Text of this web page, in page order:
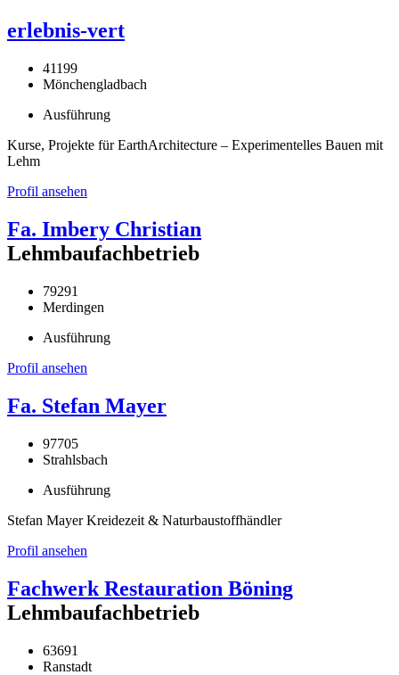
erlebnis-vert
41199
Mönchengladbach
Ausführung
Kurse, Projekte für EarthArchitecture – Experimentelles Bauen mit
Lehm
Profil ansehen
Fa. Imbery Christian
Lehmbaufachbetrieb
79291
Merdingen
Ausführung
Profil ansehen
Fa. Stefan Mayer
97705
Strahlsbach
Ausführung
Stefan Mayer Kreidezeit & Naturbaustoffhändler
Profil ansehen
Fachwerk Restauration Böning
Lehmbaufachbetrieb
63691
Ranstadt